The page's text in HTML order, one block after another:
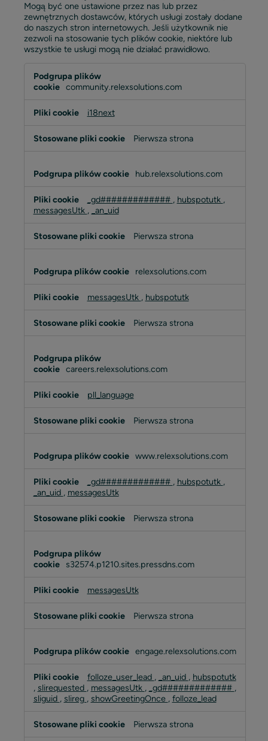
Mogą być one ustawione przez nas lub przez
zewnętrznych dostawców, których usługi zostały dodane
do naszych stron internetowych. Jeśli użytkownik nie
zezwoli na stosowanie tych plików cookie, niektóre lub
wszystkie te usługi mogą nie działać prawidłowo.
pliki
cookie
community.relexsolutions.com
i18next
Pierwsza strona
hub.relexsolutions.com
_gd############# , hubspotutk ,
messagesUtk , _an_uid
Pierwsza strona
relexsolutions.com
messagesUtk , hubspotutk
Pierwsza strona
careers.relexsolutions.com
pll_language
Pierwsza strona
www.relexsolutions.com
_gd############# , hubspotutk ,
_an_uid , messagesUtk
Pierwsza strona
s32574.p1210.sites.pressdns.com
messagesUtk
Pierwsza strona
engage.relexsolutions.com
folloze_user_lead , _an_uid , hubspotutk
, slirequested , messagesUtk , _gd############# ,
sliguid , slireg , showGreetingOnce , folloze_lead
Pierwsza strona